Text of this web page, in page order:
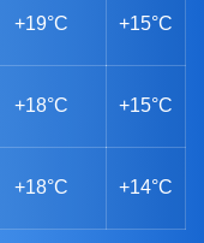
+19°C +15°C
+18°C +15°C
+18°C +14°C